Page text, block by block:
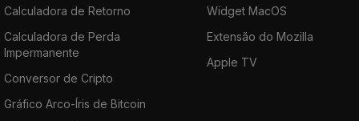
Calculadora de Retorno
Calculadora de Perda
Impermanente
Conversor de Cripto
Gráfico Arco-Íris de Bitcoin
Widget MacOS
Extensão do Mozilla
Apple TV